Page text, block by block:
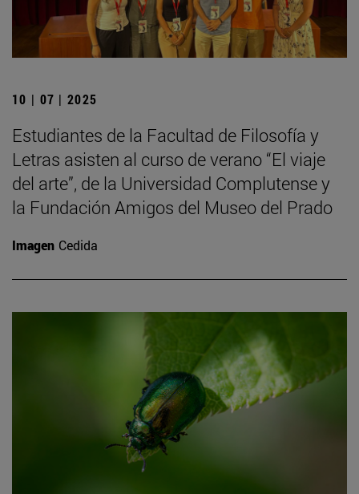
10 | 07 | 2025
Estudiantes de la Facultad de Filosofía y
Letras asisten al curso de verano “El viaje
del arte”, de la Universidad Complutense y
la Fundación Amigos del Museo del Prado
Imagen Cedida